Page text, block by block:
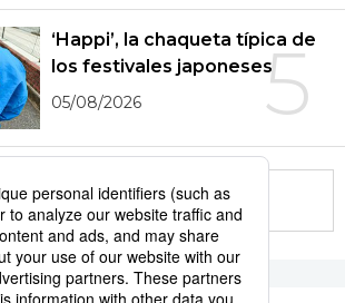
5
‘Happi’, la chaqueta típica de
los festivales japoneses
05/08/2026
More in this series